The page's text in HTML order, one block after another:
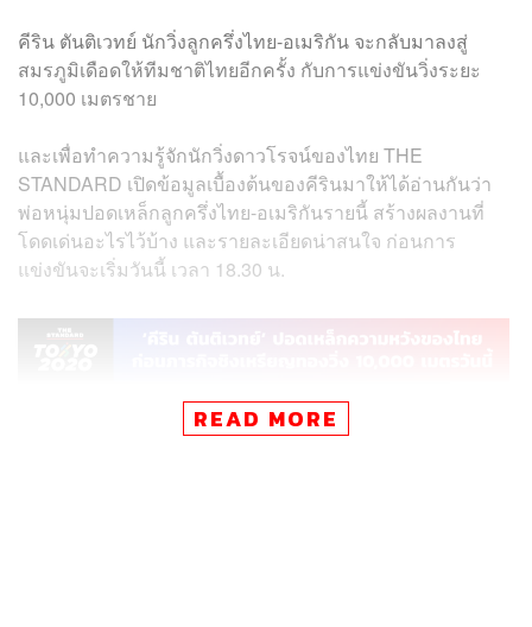
คีริน ตันติเวทย์ นักวิ่งลูกครึ่งไทย-อเมริกัน จะกลับมาลงสู่
สมรภูมิเดือดให้ทีมชาติไทยอีกครั้ง กับการแข่งขันวิ่งระยะ
10,000 เมตรชาย
และเพื่อทำความรู้จักนักวิ่งดาวโรจน์ของไทย THE
STANDARD เปิดข้อมูลเบื้องต้นของคีรินมาให้ได้อ่านกันว่า
พ่อหนุ่มปอดเหล็กลูกครึ่งไทย-อเมริกันรายนี้ สร้างผลงานที่
โดดเด่นอะไรไว้บ้าง และรายละเอียดน่าสนใจ ก่อนการ
แข่งขันจะเริ่มวันนี้ เวลา 18.30 น.
READ MORE